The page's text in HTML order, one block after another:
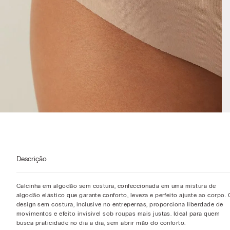
Descrição
Calcinha em algodão sem costura, confeccionada em uma mistura de
algodão elástico que garante conforto, leveza e perfeito ajuste ao corpo.
design sem costura, inclusive no entrepernas, proporciona liberdade de
movimentos e efeito invisível sob roupas mais justas. Ideal para quem
busca praticidade no dia a dia, sem abrir mão do conforto.